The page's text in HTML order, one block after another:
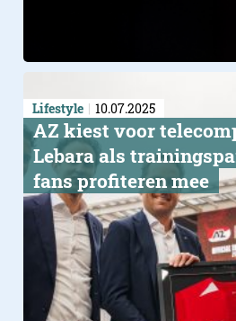
Lifestyle 10.07.2025
AZ kiest voor
Lebara als
fans profiteren mee